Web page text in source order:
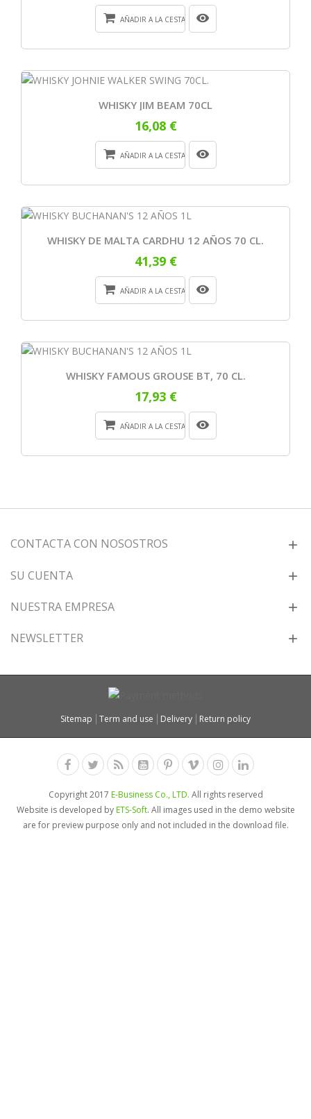
AÑADIR A LA CESTA
WHISKY JIM BEAM 70CL
16,08 €
AÑADIR A LA CESTA
WHISKY DE MALTA CARDHU 12 AÑOS 70 CL.
41,39 €
AÑADIR A LA CESTA
WHISKY FAMOUS GROUSE BT, 70 CL.
17,93 €
AÑADIR A LA CESTA
CONTACTA CON NOSOSTROS
SU CUENTA
NUESTRA EMPRESA
NEWSLETTER
Sitemap Term and use Delivery Return policy
Copyright 2017 E-Business Co., LTD. All rights reserved
Website is developed byETS-Soft. All images used in the demo website
are for preview purpose only and not included in the download file.